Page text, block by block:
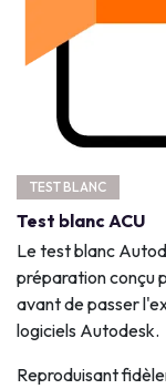
TEST BLANC
Test blanc ACU
Le test blanc
préparation conçu
avant de passer
logiciels Autodesk.
Reproduisant